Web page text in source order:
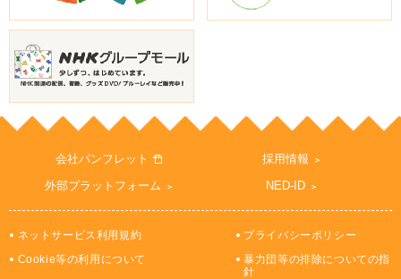
会社パンフレット
採用情報
外部プラットフォーム
NED-ID
ネットサービス利用規約
プライバシーポリシー
Cookie等の利用について
暴力団等の排除についての指
針